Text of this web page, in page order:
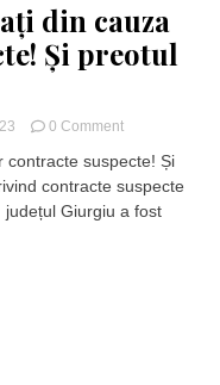
în
România
din cauza
Și preotul
0 Commenton
săltat
de
mascați
contracte suspecte! Și
contracte suspecte
Giurgiu a fost